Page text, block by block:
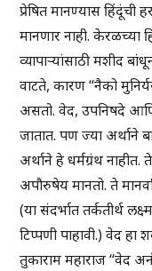
प्रेषित मानण्यास हिंदूंची
मानणार नाही. केरळच्या
व्यापाऱ्यांसाठी मशीद
वाटते, कारण “नैको
असतो. वेद, उपनिषदे
जातात. पण ज्या अर्थाने
अर्थाने हे धर्मग्रंथ नाहीत.
अपौरुषेय मानतो. ते
(या संदर्भात तर्कतीर्थ
टिप्पणी पाहावी.) वेद
तुकाराम महाराज “वेद